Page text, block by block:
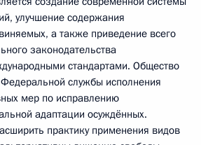
улучшение содержания
а также приведение всего
законодательства
стандартами. Общество
службы исполнения
мер по исправлению
адаптации осуждённых.
практику применения видов